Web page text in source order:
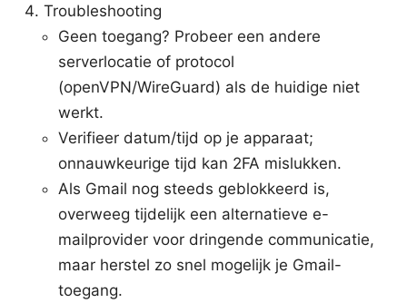
Troubleshooting
Geen toegang? Probeer een andere
serverlocatie of protocol
(openVPN/WireGuard) als de huidige niet
werkt.
Verifieer datum/tijd op je apparaat;
onnauwkeurige tijd kan 2FA mislukken.
Als Gmail nog steeds geblokkeerd is,
overweeg tijdelijk een alternatieve e-
mailprovider voor dringende communicatie,
maar herstel zo snel mogelijk je Gmail-
toegang.